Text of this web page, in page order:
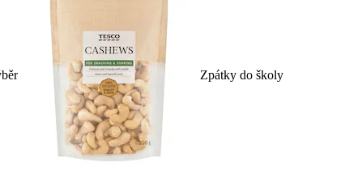
Zpátky do školy